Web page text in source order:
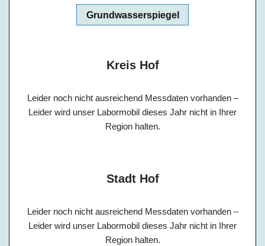
Grundwasserspiegel
Kreis Hof
Leider noch nicht ausreichend Messdaten vorhanden –
Leider wird unser Labormobil dieses Jahr nicht in Ihrer
Region halten.
Stadt Hof
Leider noch nicht ausreichend Messdaten vorhanden –
Leider wird unser Labormobil dieses Jahr nicht in Ihrer
Region halten.